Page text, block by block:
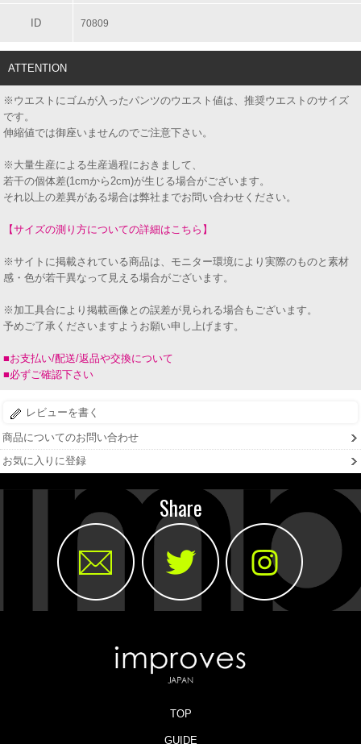
ID 70809
ATTENTION
※ウエストにゴムが入ったパンツのウエスト値は、推奨ウエストのサイズ
です。
伸縮値では御座いませんのでご注意下さい。
※大量生産による生産過程におきまして、
若干の個体差(1cmから2cm)が生じる場合がございます。
それ以上の差異がある場合は弊社までお問い合わせください。
【サイズの測り方についての詳細はこちら】
※サイトに掲載されている商品は、モニター環境により実際のものと素材
感・色が若干異なって見える場合がございます。
※加工具合により掲載画像との誤差が見られる場合もございます。
予めご了承くださいますようお願い申し上げます。
■お支払い/配送/返品や交換について
■必ずご確認下さい
レビューを書く
商品についてのお問い合わせ
お気に入りに登録
Share
TOP
GUIDE